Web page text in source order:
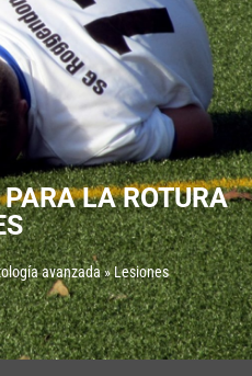
LA ROTURA
avanzada»Lesiones